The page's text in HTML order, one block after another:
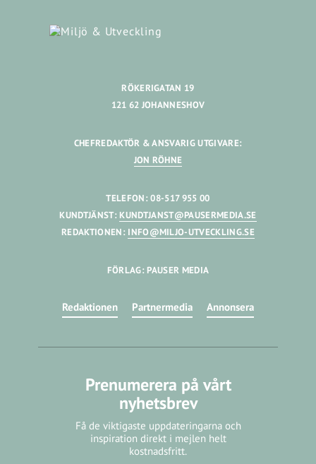
RÖKERIGATAN 19
121 62 JOHANNESHOV
CHEFREDAKTÖR & ANSVARIG UTGIVARE:
JON RÖHNE
TELEFON: 08-517 955 00
KUNDTJÄNST: KUNDTJANST@PAUSERMEDIA.SE
REDAKTIONEN: INFO@MILJO-UTVECKLING.SE
FÖRLAG: PAUSER MEDIA
Redaktionen Partnermedia Annonsera
Prenumerera på vårt
nyhetsbrev
Få de viktigaste uppdateringarna och
inspiration direkt i mejlen helt
kostnadsfritt.